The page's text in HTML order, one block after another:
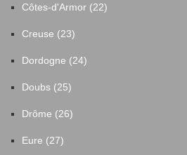
Côtes-d'Armor (22)
Creuse (23)
Dordogne (24)
Doubs (25)
Drôme (26)
Eure (27)